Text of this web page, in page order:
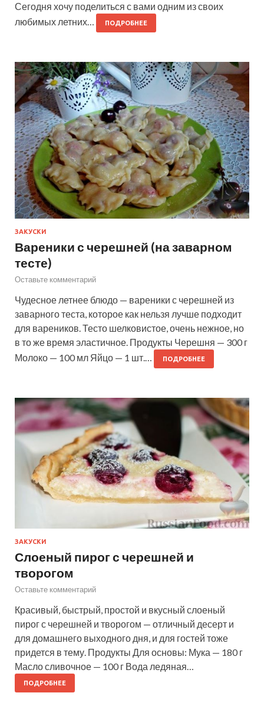
Сегодня хочу поделиться с вами одним из своих
любимых летних…
ПОДРОБНЕЕ
ЗАКУСКИ
Вареники с черешней (на заварном
тесте)
Оставьте комментарий
Чудесное летнее блюдо — вареники с черешней из
заварного теста, которое как нельзя лучше подходит
для вареников. Тесто шелковистое, очень нежное, но
в то же время эластичное. Продукты Черешня — 300 г
Молоко — 100 мл Яйцо — 1 шт.…
ПОДРОБНЕЕ
ЗАКУСКИ
Слоеный пирог с черешней и
творогом
Оставьте комментарий
Красивый, быстрый, простой и вкусный слоеный
пирог с черешней и творогом — отличный десерт и
для домашнего выходного дня, и для гостей тоже
придется в тему. Продукты Для основы: Мука — 180 г
Масло сливочное — 100 г Вода ледяная…
ПОДРОБНЕЕ